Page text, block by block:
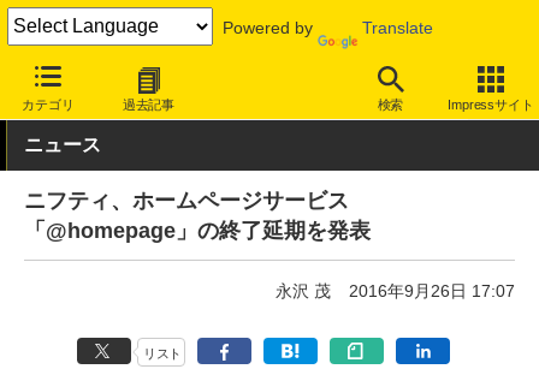
Powered by Translate
カテゴリ 過去記事 検索 Impressサイト
INTERNET Watch トピック サービス終了
ニュース
ニフティ、ホームページサービス
「@homepage」の終了延期を発表
永沢 茂 2016年9月26日 17:07
リスト